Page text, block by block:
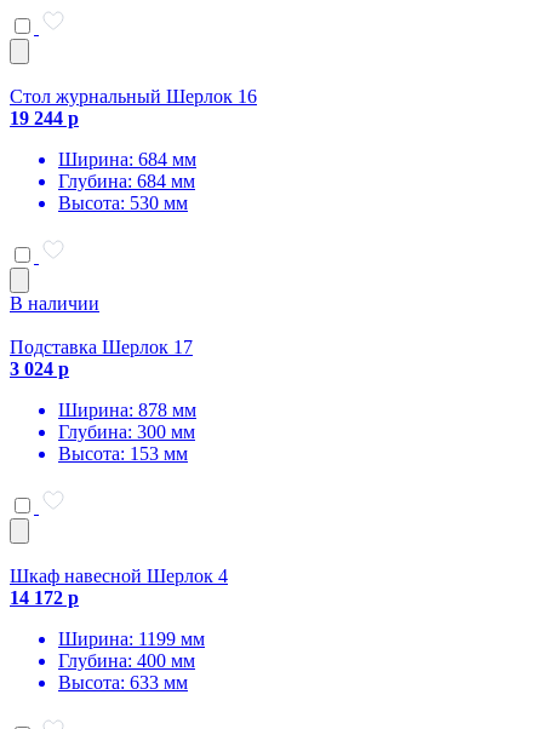
Стол журнальный Шерлок 16
19 244 р
Ширина: 684 мм
Глубина: 684 мм
Высота: 530 мм
В наличии
Подставка Шерлок 17
3 024 р
Ширина: 878 мм
Глубина: 300 мм
Высота: 153 мм
Шкаф навесной Шерлок 4
14 172 р
Ширина: 1199 мм
Глубина: 400 мм
Высота: 633 мм